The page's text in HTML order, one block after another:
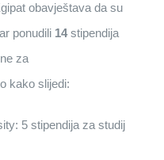
obavještava da su
ponudili 14stipendija
za
kako slijedi:
5 stipendija za studij